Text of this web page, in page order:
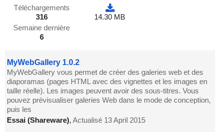
Téléchargements
316
Semaine dernière
6
14.30 MB
MyWebGallery 1.0.2
MyWebGallery vous permet de créer des galeries web et des
diaporamas (pages HTML avec des vignettes et les images en
taille réelle). Les images peuvent avoir des sous-titres. Vous
pouvez prévisualiser galeries Web dans le mode de conception,
puis les
Essai (Shareware),Actualisé 13 April 2015